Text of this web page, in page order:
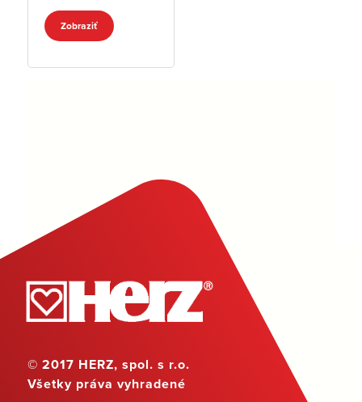
ovládačom
Zobraziť
© 2017 HERZ, spol. s r.o.
Všetky práva vyhradené